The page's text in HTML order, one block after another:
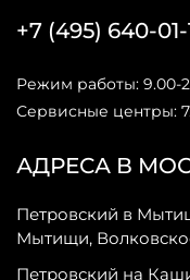
АДРЕСА В
Петровский в
Мытищи,
Петровский на
+7 (495) 640-01-
Режим работы: 9.00-
Сервисные центры: